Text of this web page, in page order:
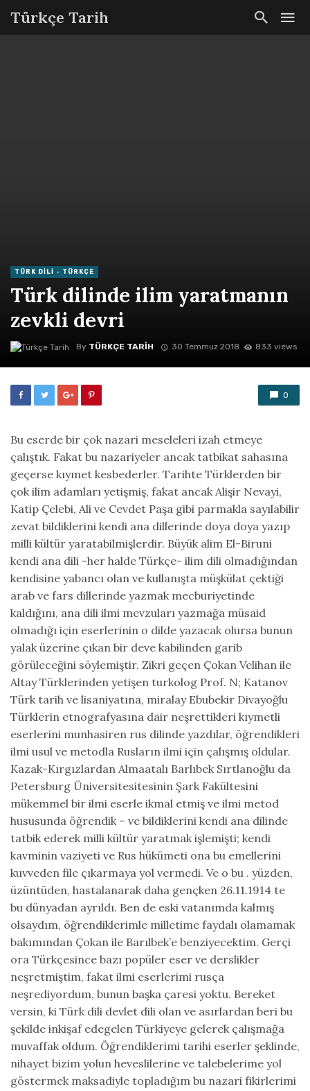
Türkçe Tarih
TÜRK DILI - TÜRKÇE
Türk dilinde ilim yaratmanın
zevkli devri
By TÜRKÇE TARIH 30 Temmuz 2018 833 views
0
Bu eserde bir çok nazari meseleleri izah etmeye
çalıştık. Fakat bu nazariyeler ancak tatbikat sa­hasına
geçerse kıymet kesbederler. Tarihte Türklerden bir
çok ilim adamları yetişmiş, fakat an­cak Alişir Nevayi,
Katip Çelebi, Ali ve Cevdet Paşa gibi parmakla sayılabilir
zevat bildiklerini kendi ana dillerinde doya doya yazıp
mil­li kültür yaratabilmişlerdir. Büyük alim El-Biruni
kendi ana dili -her halde Türkçe- ilim dili olmadığından
kendisine yabancı olan ve kulla­nışta müşkülat çektiği
arab ve fars dillerinde yazmak mecburiyetinde
kaldığını, ana dili ilmi mevzuları yazmağa müsaid
olmadığı için eser­lerinin o dilde yazacak olursa bunun
yalak üzerine çıkan bir deve ka­bilinden garib
görüleceğini söylemiştir. Zikri geçen Çokan Velihan ile
Altay Türklerinden yetişen turkolog Prof. N; Katanov
Türk tarih ve lisaniyatına, miralay Ebubekir Divayoğlu
Türklerin etnografyasına da­ir neşrettikleri kıymetli
eserlerini munhasiren rus dilinde yazdılar, öğ­rendikleri
ilmi usul ve metodla Rusların ilmi için çalışmış oldular.
Ka­zak-Kırgızlardan Almaatalı Barlıbek Sırtlanoğlu da
Petersburg Üniversitesitesinin Şark Fakültesini
mükemmel bir ilmi eserle ikmal etmiş ve ilmi metod
hususunda öğrendik – ve bildiklerini kendi ana dilinde
tat­bik ederek milli kültür yaratmak işlemişti; kendi
kavminin vaziyeti ve Rus hükümeti ona bu emellerini
kuvveden file çıkarmaya yol vermedi. Ve o bu . yüzden,
üzüntüden, hastalanarak daha gençken 26.11.1914 te
bu dünyadan ayrıldı. Ben de eski vatanımda kalmış
olsaydım, öğrendiklerimle milletime faydalı olamamak
bakımından Çokan ile Barıl­bek’e benziyecektim. Gerçi
ora Türkçesince bazı popüler eser ve derslikler
neşretmiştim, fakat ilmi eserlerimi rusça
neşrediyordum, bunun başka çaresi yoktu. Bereket
versin, ki Türk dili devlet dili olan ve asırlardan beri bu
şekilde inkişaf edegelen Türkiyeye gelerek çalışma­ğa
muvaffak oldum. Öğrendiklerimi tarihi eserler şeklinde,
nihayet bi­zim yolun heveslilerine ve talebelerime yol
göstermek maksadiyle top­ladığım bu nazari fikirlerimi